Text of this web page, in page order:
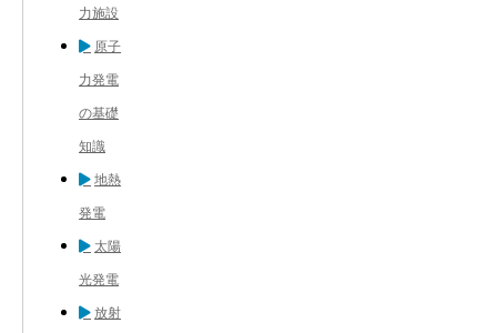
力施設
原子
力発電
の基礎
知識
地熱
発電
太陽
光発電
放射